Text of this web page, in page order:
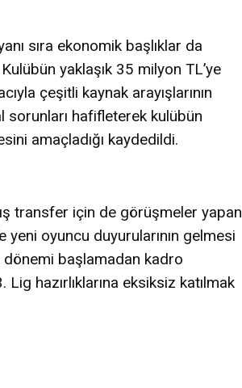
sıra ekonomik başlıklar da
yaklaşık 35 milyon TL’ye
çeşitli kaynak arayışlarının
hafifleterek kulübün
amaçladığı kaydedildi.
transfer için de görüşmeler yapan
oyuncu duyurularının gelmesi
dönemi başlamadan kadro
hazırlıklarına eksiksiz katılmak